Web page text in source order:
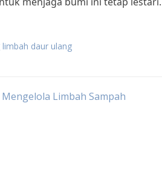
limbah daur ulang
Limbah Sampah